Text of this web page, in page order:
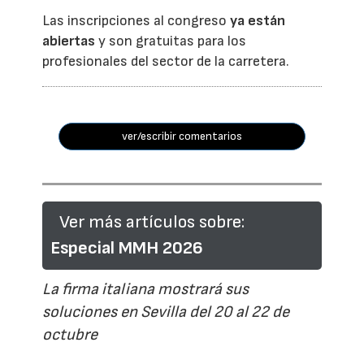
Las inscripciones al congresoya están
abiertas y son gratuitas para los
profesionales del sector de la carretera.
ver/escribir comentarios
Ver más artículos sobre:
Especial MMH 2026
La firma italiana mostrará sus
soluciones en Sevilla del 20 al 22 de
octubre